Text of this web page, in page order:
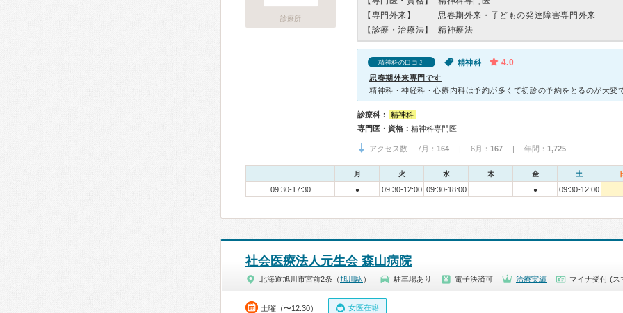
診療所
【専門外来】
思春期外来・子どもの発達障害専門外来
【診療・治療法】
精神療法
精神科の口コミ 精神科 4.0
思春期外来専門です
診療科：
精神科
専門医・資格： 精神科専門医
アクセス数 7月： 164 | 6月： 167 | 年間： 1,725
月 火 水 木 金 土
09:30-17:30 ● 09:30-12:00 09:30-18:00 ● 09:30-12:00
社会医療法人元生会 森山病院
北海道旭川市宮前2条（旭川駅 ） 駐車場あり 電子決済可 治療実績 マイナ受付 (ス
土曜（〜12:30） 女医在籍